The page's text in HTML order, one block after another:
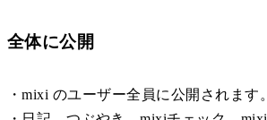
全体に公開
・mixi のユーザー全員に公開されます。